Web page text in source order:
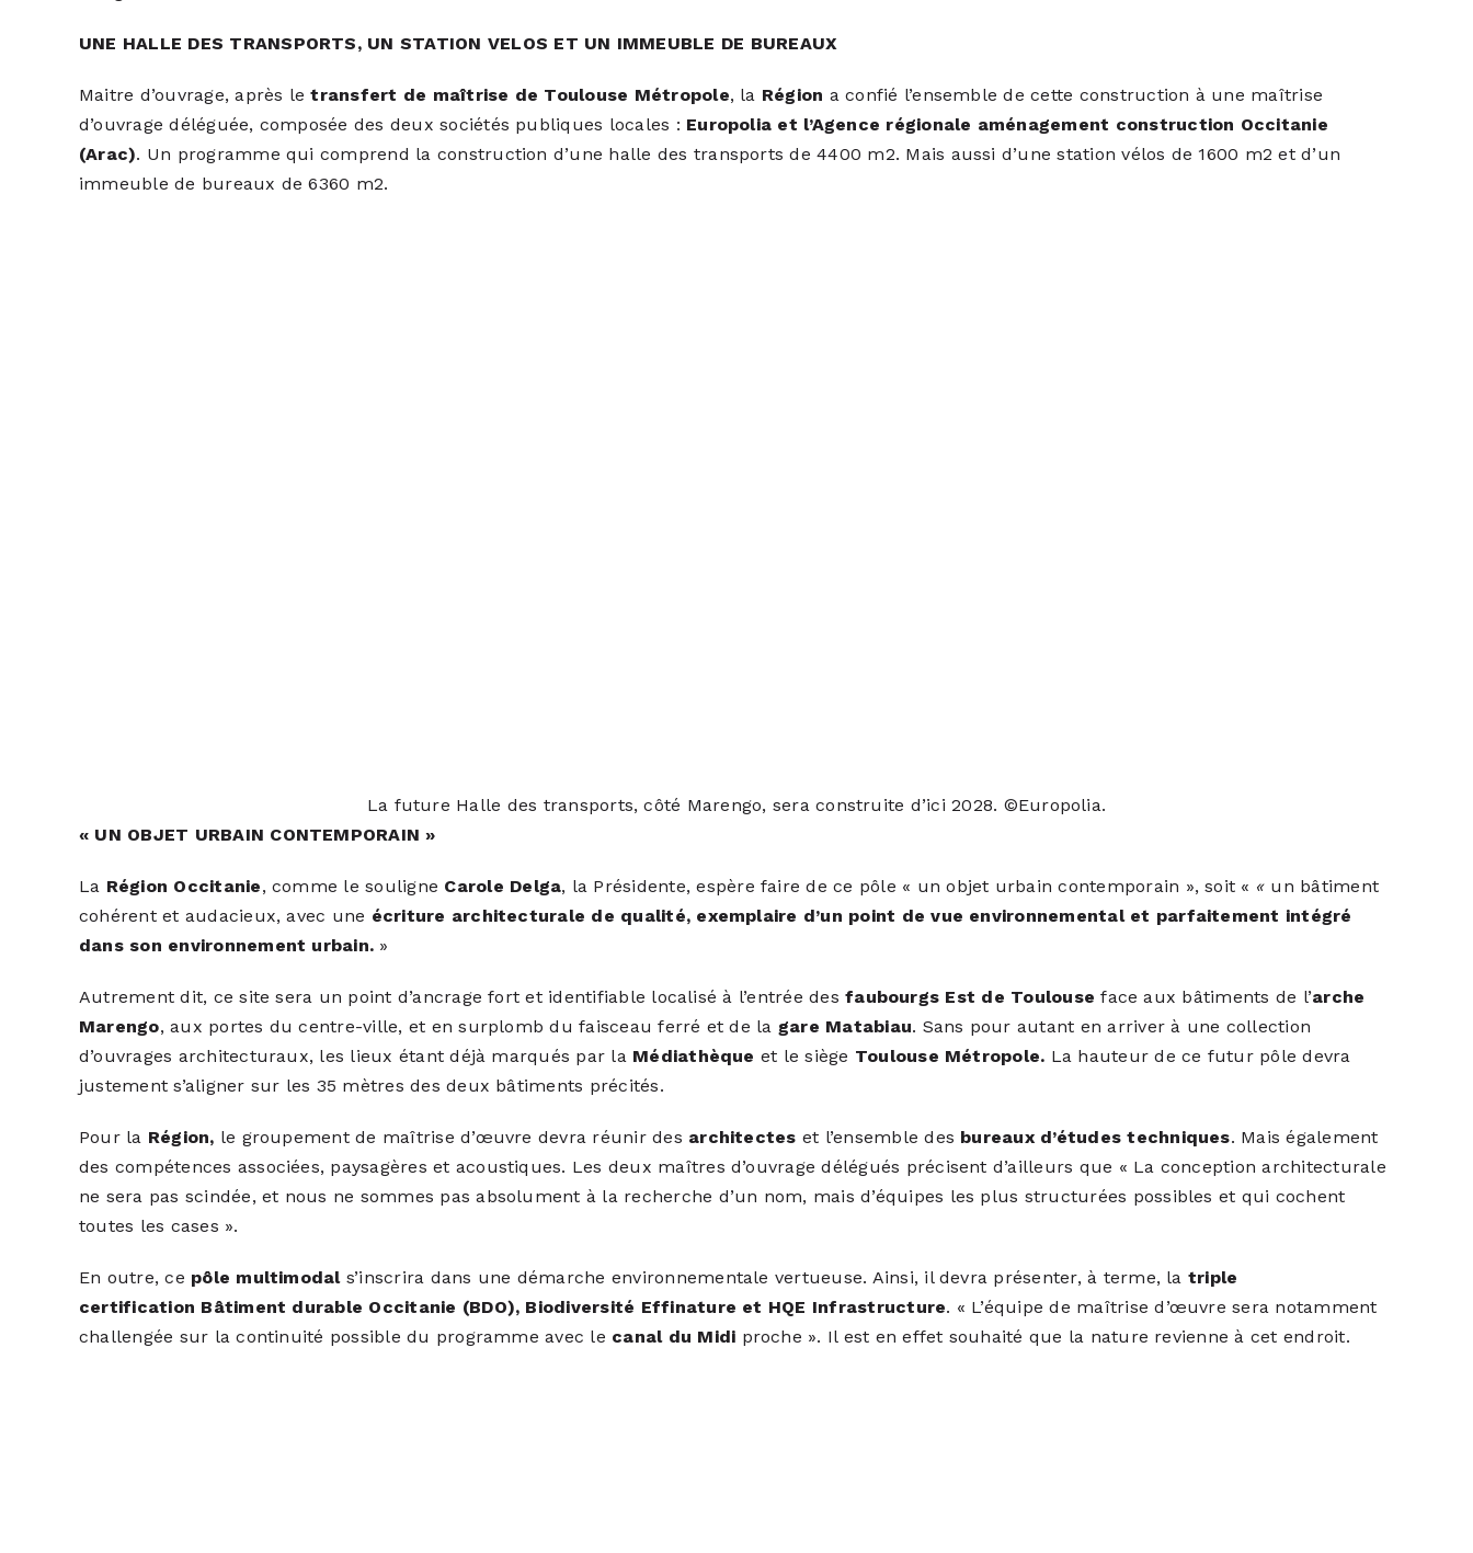
UNE HALLE DES TRANSPORTS, UN STATION VELOS ET UN IMMEUBLE DE BUREAUX
Maitre d’ouvrage, après letransfert de maîtrise de Toulouse Métropole, la Région a confié l’ensemble de cette construction à une maîtrise
d’ouvrage déléguée, composée des deux sociétés publiques locales : Europolia et l’Agence régionale aménagement construction Occitanie
(Arac). Un programme qui comprend la construction d’une halle des transports de 4400 m2. Mais aussi d’une station vélos de 1600 m2 et d’un
immeuble de bureaux de 6360 m2.
La future Halle des transports, côté Marengo, sera construite d’ici 2028. ©Europolia.
« UN OBJET URBAIN CONTEMPORAIN »
La Région Occitanie, comme le souligne Carole Delga, la Présidente, espère faire de ce pôle « un objet urbain contemporain », soit « « un bâtiment
cohérent et audacieux, avec une écriture architecturale de qualité, exemplaire d’un point de vue environnemental et parfaitement intégré
dans son environnement urbain. »
Autrement dit, ce site sera un point d’ancrage fort et identifiable localisé à l’entrée desfaubourgs Est de Toulouse face aux bâtiments de l’arche
Marengo, aux portes du centre-ville, et en surplomb du faisceau ferré et de la gare Matabiau. Sans pour autant en arriver à une collection
d’ouvrages architecturaux, les lieux étant déjà marqués par la Médiathèque et le siège Toulouse Métropole. La hauteur de ce futur pôle devra
justement s’aligner sur les 35 mètres des deux bâtiments précités.
Pour la Région, le groupement de maîtrise d’œuvre devra réunir des architectes et l’ensemble des bureaux d’études techniques. Mais également
des compétences associées, paysagères et acoustiques. Les deux maîtres d’ouvrage délégués précisent d’ailleurs que « La conception architecturale
ne sera pas scindée, et nous ne sommes pas absolument à la recherche d’un nom, mais d’équipes les plus structurées possibles et qui cochent
toutes les cases ».
En outre, ce pôle multimodal s’inscrira dans une démarche environnementale vertueuse. Ainsi, il devra présenter, à terme, la triple
certification Bâtiment durable Occitanie (BDO), Biodiversité Effinature et HQE Infrastructure. « L’équipe de maîtrise d’œuvre sera notamment
challengée sur la continuité possible du programme avec le canal du Midi proche ». Il est en effet souhaité que la nature revienne à cet endroit.